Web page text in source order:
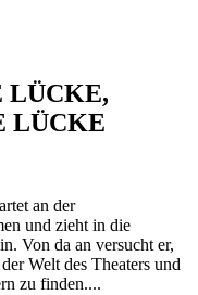
LÜCKE,
LÜCKE
an der
und zieht in die
Von da an versucht er,
Welt des Theaters und
zu finden....